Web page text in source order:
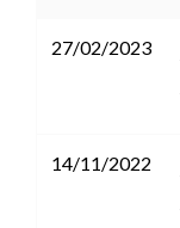
27/02/2023
14/11/2022